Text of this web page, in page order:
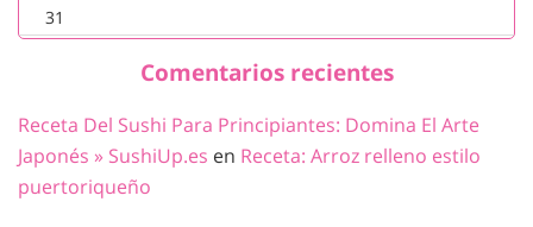
31
Comentarios recientes
Receta Del Sushi Para Principiantes: Domina El Arte
Japonés » SushiUp.es en Receta: Arroz relleno estilo
puertoriqueño